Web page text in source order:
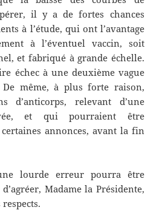
il y a de fortes chances
à l’étude, qui ont l’avantage
à l’éventuel vaccin, soit
et fabriqué à grande échelle.
échec à une deuxième vague
même, à plus forte raison,
d’anticorps, relevant d’une
et qui pourraient être
certaines annonces, avant la fin
lourde erreur pourra être
Madame la Présidente,